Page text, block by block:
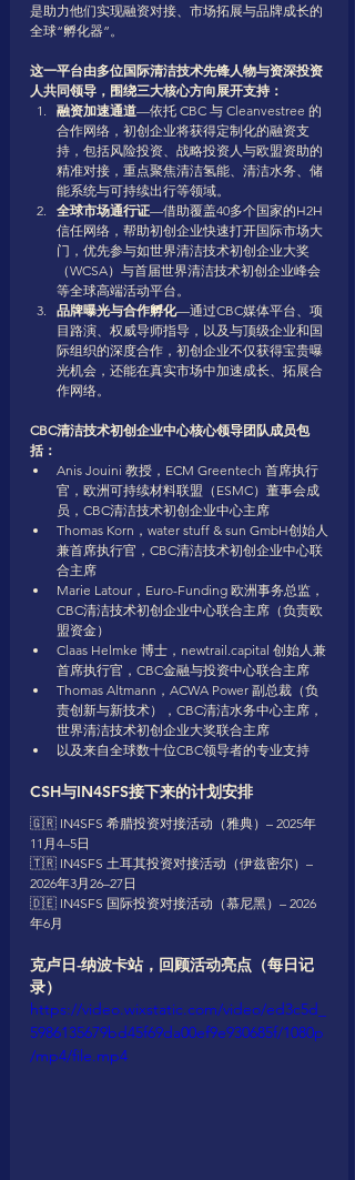
是助力他们实现融资对接、市场拓展与品牌成长的
全球“孵化器”。
这一平台由多位国际清洁技术先锋人物与资深投资
人共同领导，围绕三大核心方向展开支持：
融资加速通道—依托 CBC 与 Cleanvestree 的
合作网络，初创企业将获得定制化的融资支
持，包括风险投资、战略投资人与欧盟资助的
精准对接，重点聚焦清洁氢能、清洁水务、储
能系统与可持续出行等领域。
全球市场通行证—借助覆盖40多个国家的H2H
信任网络，帮助初创企业快速打开国际市场大
门，优先参与如世界清洁技术初创企业大奖
（WCSA）与首届世界清洁技术初创企业峰会
等全球高端活动平台。
品牌曝光与合作孵化—通过CBC媒体平台、项
目路演、权威导师指导，以及与顶级企业和国
际组织的深度合作，初创企业不仅获得宝贵曝
光机会，还能在真实市场中加速成长、拓展合
作网络。
CBC清洁技术初创企业中心核心领导团队成员包
括：
Anis Jouini 教授，ECM Greentech 首席执行
官，欧洲可持续材料联盟（ESMC）董事会成
员，CBC清洁技术初创企业中心主席
Thomas Korn，water stuff & sun GmbH创始人
兼首席执行官，CBC清洁技术初创企业中心联
合主席
Marie Latour，Euro-Funding 欧洲事务总监，
CBC清洁技术初创企业中心联合主席（负责欧
盟资金）
Claas Helmke 博士，newtrail.capital 创始人兼
首席执行官，CBC金融与投资中心联合主席
Thomas Altmann，ACWA Power 副总裁（负
责创新与新技术），CBC清洁水务中心主席，
世界清洁技术初创企业大奖联合主席
以及来自全球数十位CBC领导者的专业支持
CSH与IN4SFS接下来的计划安排
🇬🇷 IN4SFS 希腊投资对接活动（雅典）– 2025年
11月4–5日
🇹🇷 IN4SFS 土耳其投资对接活动（伊兹密尔）–
2026年3月26–27日
🇩🇪 IN4SFS 国际投资对接活动（慕尼黑）– 2026
年6月
克卢日-纳波卡站，回顾活动亮点（每日记
录）
https://video.wixstatic.com/video/ed3c5d_
5986135679bd45f69da00ef9e930685f/1080p
/mp4/file.mp4